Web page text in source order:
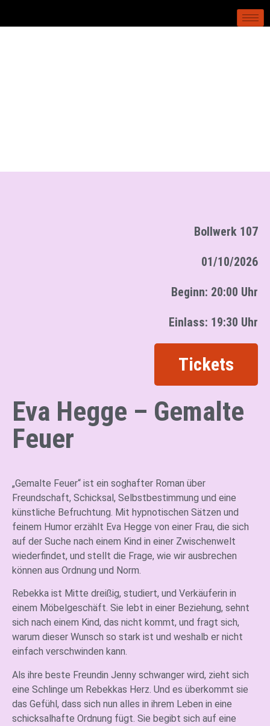
Bollwerk 107
01/10/2026
Beginn: 20:00 Uhr
Einlass: 19:30 Uhr
Tickets
Eva Hegge – Gemalte
Feuer
„Gemalte Feuer“ ist ein soghafter Roman über
Freundschaft, Schicksal, Selbstbestimmung und eine
künstliche Befruchtung. Mit hypnotischen Sätzen und
feinem Humor erzählt Eva Hegge von einer Frau, die sich
auf der Suche nach einem Kind in einer Zwischenwelt
wiederfindet, und stellt die Frage, wie wir ausbrechen
können aus Ordnung und Norm.
Rebekka ist Mitte dreißig, studiert, und Verkäuferin in
einem Möbelgeschäft. Sie lebt in einer Beziehung, sehnt
sich nach einem Kind, das nicht kommt, und fragt sich,
warum dieser Wunsch so stark ist und weshalb er nicht
einfach verschwinden kann.
Als ihre beste Freundin Jenny schwanger wird, zieht sich
eine Schlinge um Rebekkas Herz. Und es überkommt sie
das Gefühl, dass sich nun alles in ihrem Leben in eine
schicksalhafte Ordnung fügt. Sie begibt sich auf eine